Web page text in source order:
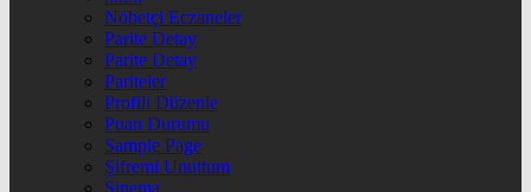
Nöbetçi Eczaneler
Parite Detay
Parite Detay
Pariteler
Profili Düzenle
Puan Durumu
Sample Page
Şifremi Unuttum